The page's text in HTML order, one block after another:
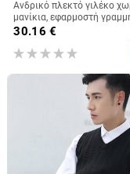
Ανδρικό πλεκτό γιλέκο
μανίκια, εφαρμοστή
στρογγυλός λαιμός, λεπτή
με διάτρητο μοτίβο
μαλλί 91–95%
30.16 €